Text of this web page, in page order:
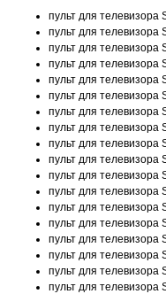
пульт для телевизора
пульт для телевизора
пульт для телевизора
пульт для телевизора
пульт для телевизора
пульт для телевизора
пульт для телевизора
пульт для телевизора
пульт для телевизора
пульт для телевизора
пульт для телевизора
пульт для телевизора
пульт для телевизора
пульт для телевизора
пульт для телевизора
пульт для телевизора
пульт для телевизора
пульт для телевизора